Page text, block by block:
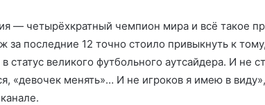
— четырёхкратный чемпион мира и всё такое
за последние 12 точно стоило привыкнуть к
в статус великого футбольного аутсайдера. И не
«девочек менять»… И не игроков я имею в